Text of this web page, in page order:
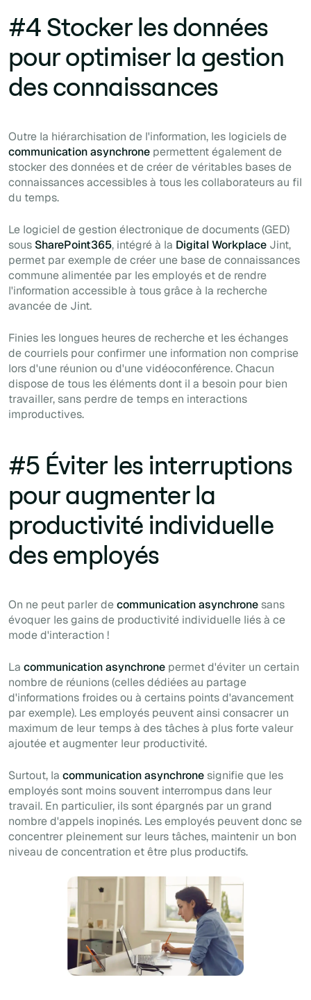
#4 Stocker les données
pour optimiser la gestion
des connaissances
Outre la hiérarchisation de l'information, les logiciels de
communication asynchrone permettent également de
stocker des données et de créer de véritables bases de
connaissances accessibles à tous les collaborateurs au fil
du temps.
Le logiciel de gestion électronique de documents (GED)
sous SharePoint365, intégré à la Digital Workplace Jint,
permet par exemple de créer une base de connaissances
commune alimentée par les employés et de rendre
l'information accessible à tous grâce à la recherche
avancée de Jint.
Finies les longues heures de recherche et les échanges
de courriels pour confirmer une information non comprise
lors d'une réunion ou d'une vidéoconférence. Chacun
dispose de tous les éléments dont il a besoin pour bien
travailler, sans perdre de temps en interactions
improductives.
#5 Éviter les interruptions
pour augmenter la
productivité individuelle
des employés
On ne peut parler decommunication asynchronesans
évoquer les gains de productivité individuelle liés à ce
mode d'interaction !
La communication asynchrone permet d'éviter un certain
nombre de réunions (celles dédiées au partage
d'informations froides ou à certains points d'avancement
par exemple). Les employés peuvent ainsi consacrer un
maximum de leur temps à des tâches à plus forte valeur
ajoutée et augmenter leur productivité.
Surtout, la communication asynchronesignifie que les
employés sont moins souvent interrompus dans leur
travail. En particulier, ils sont épargnés par un grand
nombre d'appels inopinés. Les employés peuvent donc se
concentrer pleinement sur leurs tâches, maintenir un bon
niveau de concentration et être plus productifs.